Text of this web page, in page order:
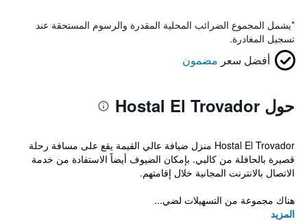
*يشمل المجموع الضرائب المحلية المقدرة والرسوم المستحقة عند
تسجيل المغادرة.
أفضل سعر مضمون
حول Hostal El Trovador
Hostal El Trovador منزل ضيافة عالي القيمة يقع على مسافة رحلة
قصيرة بالحافلة من كالبي. بإمكان الضيوف أيضاً الاستفادة من خدمة
الاتصال بالانترنت المجانية خلال إقامتهم.
هناك مجموعة من التسهيلات لضي...
المزيد